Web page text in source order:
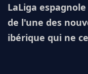
LaLiga
de l'une des
ibérique qui ne